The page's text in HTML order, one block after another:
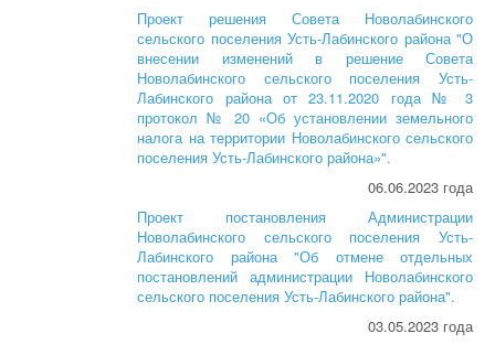
Проект решения Совета Новолабинского
сельского поселения Усть-Лабинского района "О
внесении изменений в решение Совета
Новолабинского сельского поселения Усть-
Лабинского района от 23.11.2020 года № 3
протокол № 20 «Об установлении земельного
налога на территории Новолабинского сельского
поселения Усть-Лабинского района»".
06.06.2023 года
Проект постановления Администрации
Новолабинского сельского поселения Усть-
Лабинского района "Об отмене отдельных
постановлений администрации Новолабинского
сельского поселения Усть-Лабинского района".
03.05.2023 года